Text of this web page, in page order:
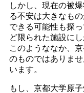
しかし、現在の被
る不安は大きなも
できる可能性も探
ど限られた施設に
このようななか、
のものではありま
います。
もし、京都大学原